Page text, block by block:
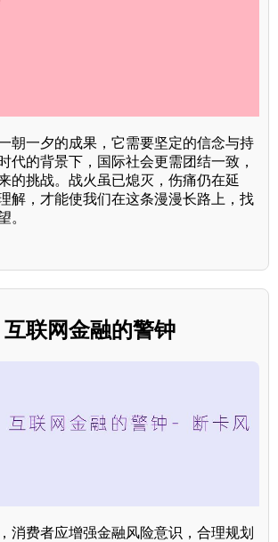
朝一夕的成果，它需要坚定的信念与持
代的背景下，国际社会更需团结一致，
的挑战。战火虽已熄灭，伤痛仍在延
解，才能使我们在这条漫漫长路上，找
。
联网金融的警钟
消费者应增强金融风险意识，合理规划